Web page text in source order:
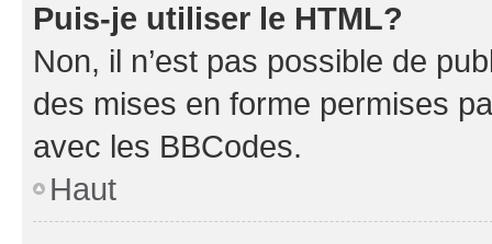
Puis-je utiliser le HTML?
Non, il n’est pas possible de
des mises en forme permises
avec les BBCodes.
Haut